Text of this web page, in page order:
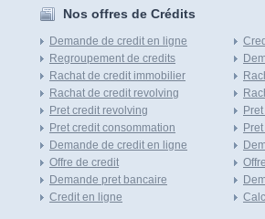
Nos offres de Crédits
Demande de credit en ligne
Regroupement de credits
Rachat de credit immobilier
Rachat de credit revolving
Pret credit revolving
Pret credit consommation
Demande de credit en ligne
Offre de credit
Demande pret bancaire
Credit en ligne